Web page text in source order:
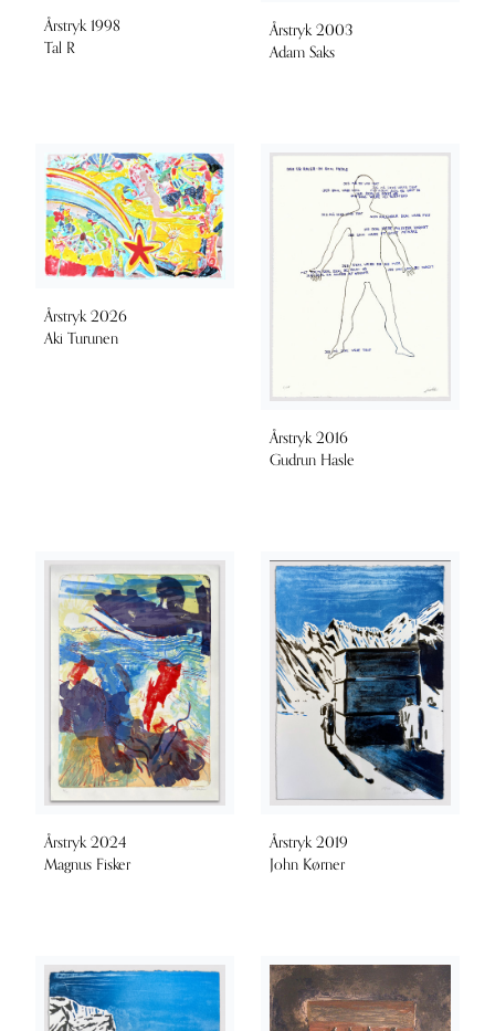
Årstryk 1998
Tal R
Årstryk 2003
Adam Saks
Årstryk 2026
Aki Turunen
Årstryk 2016
Gudrun Hasle
Årstryk 2024
Magnus Fisker
Årstryk 2019
John Kørner